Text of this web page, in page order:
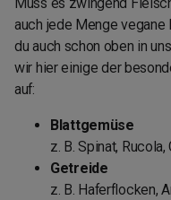
auch jede Menge vegane
du auch schon oben in
wir hier einige der
auf:
Blattgemüse
z. B. Spinat, Rucola,
Getreide
z. B. Haferflocken,